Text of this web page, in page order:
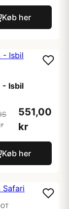
Køb her
- Isbil
551,00
kr
Køb her